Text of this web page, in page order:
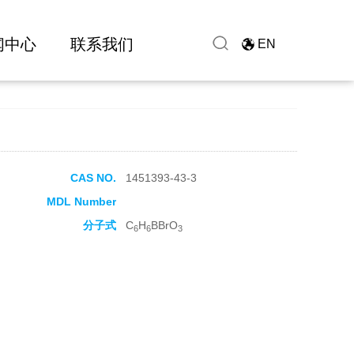
中心 联系我们 EN
CAS NO.
1451393-43-3
MDL Number
分子式
C6H6BBrO3